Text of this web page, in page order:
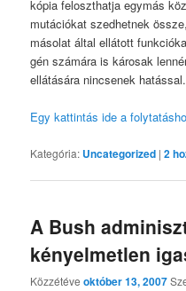
kópia feloszthatja egymás
mutációkat szedhetnek
másolat által ellátott
gén számára is károsak
ellátására nincsenek hatással.
Egy kattintás ide a
Kategória: Uncategorized |2
A Bush
kényelmetlen
Közzétéveoktóber 13, 2007